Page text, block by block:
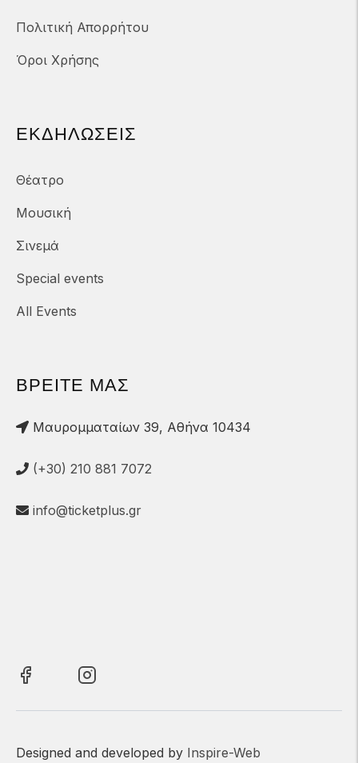
Πολιτική Απορρήτου
Όροι Χρήσης
ΕΚΔΗΛΏΣΕΙΣ
Θέατρο
Μουσική
Σινεμά
Special events
All Events
ΒΡΕΙΤΕ ΜΑΣ
Μαυρομματαίων 39, Αθήνα 10434
(+30) 210 881 7072
info@ticketplus.gr
Designed and developed by Inspire-Web